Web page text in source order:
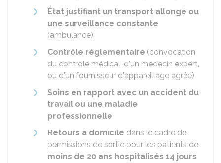
État justifiant un transport allongé ou
une surveillance constante
(ambulance)
Contrôle réglementaire (convocation
du contrôle médical, d'un médecin expert,
ou d'un fournisseur d'appareillage agréé)
Soins en rapport avec un accident du
travail ou une maladie
professionnelle
Retours à domicile dans le cadre de
permissions de sortie pour les patients de
moins de 20 ans hospitalisés 14 jours